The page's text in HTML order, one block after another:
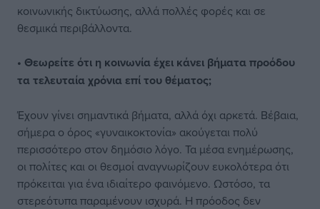
κοινωνικής δικτύωσης, αλλά πολλές φορές και σε
θεσμικά περιβάλλοντα.
• Θεωρείτε ότι η κοινωνία έχει κάνει βήματα προόδου
τα τελευταία χρόνια επί του θέματος;
Έχουν γίνει σημαντικά βήματα, αλλά όχι αρκετά. Βέβαια,
σήμερα ο όρος «γυναικοκτονία» ακούγεται πολύ
περισσότερο στον δημόσιο λόγο. Τα μέσα ενημέρωσης,
οι πολίτες και οι θεσμοί αναγνωρίζουν ευκολότερα ότι
πρόκειται για ένα ιδιαίτερο φαινόμενο. Ωστόσο, τα
στερεότυπα παραμένουν ισχυρά. Η πρόοδος δεν